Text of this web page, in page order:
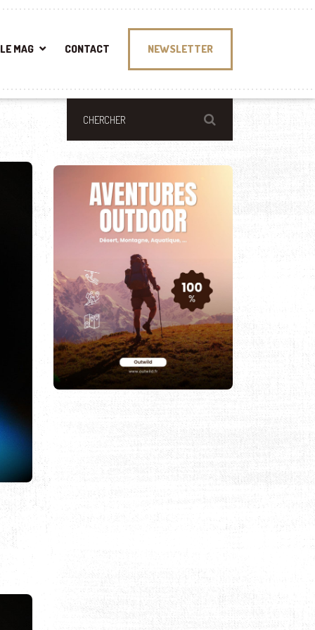
LE MAG CONTACT NEWSLETTER